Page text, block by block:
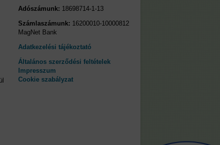
Adószámunk: 18698714-1-13
Számlaszámunk: 16200010-10000812
MagNet Bank
Adatkezelési tájékoztató
Általános szerződési feltételek
Impresszum
Cookie szabályzat